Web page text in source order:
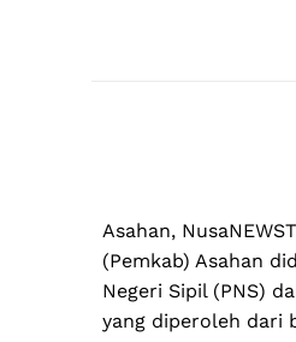
Asahan,
(Pemkab) Asahan
Negeri Sipil (PNS)
yang diperoleh dari